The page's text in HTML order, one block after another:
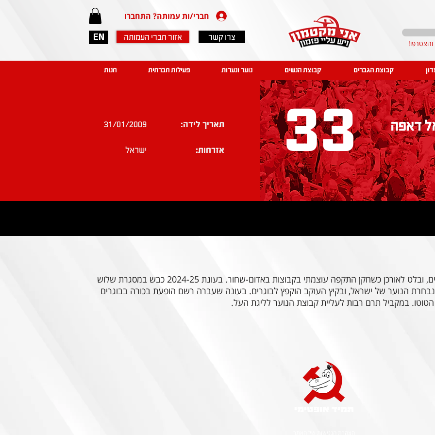
EN
חברי/ות עמותה? התחברו
אזור חברי העמותה צרו קשר
קבוצת הגברים קבוצת הנשים נוער ונערות פעילות חברתית חנות
31/01/2009
ישראל
תאריך לידה:
אזרחות: 33 דאפה
ישראל דאפה הגיע למועדון לפני 6 שנים, ובלט לאורכן כשחקן התקפה עוצמתי בקבוצות באדום-שחור. בעונת 2024-25 כבש במסגרת שלוש
לנבחרת הנוער של ישראל, ובקיץ העוקב הוקפץ לבוגרים. בעונה שעברה רשם הופעת בכורה בבוגרים